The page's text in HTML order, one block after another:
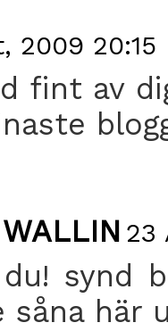
2009 20:15
fint av
23
du! synd
såna här